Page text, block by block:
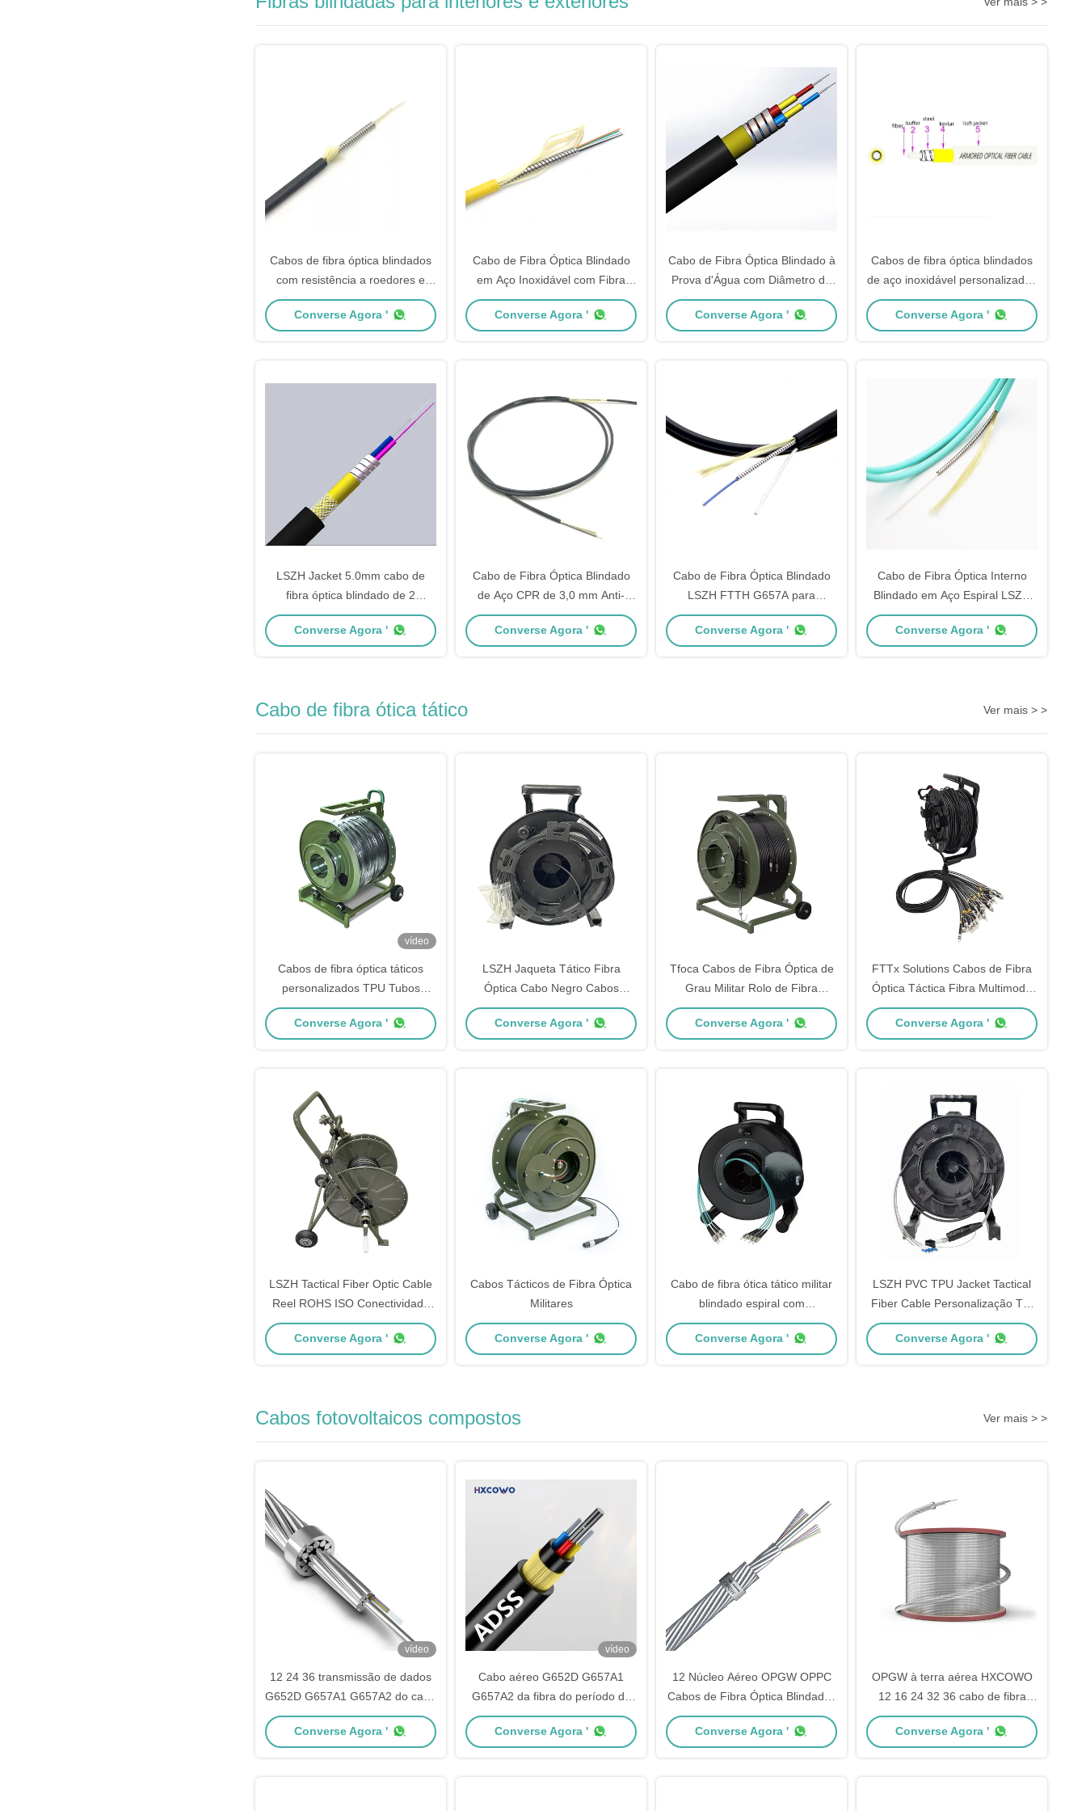
Cabos de fibra óptica blindados
com resistência a roedores e
resistência a dobras e
esmagamentos para uso interno
Converse Agora '
Cabo de Fibra Óptica Blindado
em Aço Inoxidável com Fibra
G657A2 Antirroedor e
Antidobramento para Uso Interno
Converse Agora '
Cabo de Fibra Óptica Blindado à
Prova d'Água com Diâmetro de
7.0mm e Garantia de 10 Anos
para Jumper FTTA Patchcord
Converse Agora '
Cabos de fibra óptica blindados
de aço inoxidável personalizados
G.657A2 1-12 Núcleo para redes
FTTH FTTB internas e externas
Converse Agora '
LSZH Jacket 5.0mm cabo de
fibra óptica blindado de 2
núcleos para uso interno e
externo
Converse Agora '
Cabo de Fibra Óptica Blindado
de Aço CPR de 3,0 mm Anti-
Dobra Personalizado com Tubo
Flexível de Aço Inoxidável para
Converse Agora '
Cabo de Fibra Óptica Blindado
LSZH FTTH G657A para
Interior/Exterior com 2-288
Fibras para Data Center e Redes
Converse Agora '
Cabo de Fibra Óptica Interno
Blindado em Aço Espiral LSZH
com Revestimento de PVC de
Alta Qualidade e Comprimento
Converse Agora '
Cabo de fibra ótica tático Ver mais > >
vídeo
Cabos de fibra óptica táticos
personalizados TPU Tubos
blindados de fibra tática em
espiral para soluções FTTx
Converse Agora '
LSZH Jaqueta Tático Fibra
Óptica Cabo Negro Cabos
Táticos Militares
Converse Agora '
Tfoca Cabos de Fibra Óptica de
Grau Militar Rolo de Fibra
Táctico para Ambientes Duros
Converse Agora '
FTTx Solutions Cabos de Fibra
Óptica Táctica Fibra Multimodo
Táctica Com LSZH PVC TPU
Jacket
Converse Agora '
LSZH Tactical Fiber Optic Cable
Reel ROHS ISO Conectividade
FTTx aprimorada
Converse Agora '
Cabos Tácticos de Fibra Óptica
Militares
Converse Agora '
Cabo de fibra ótica tático militar
blindado espiral com
revestimento de LSZH/PVC/TPU
Converse Agora '
LSZH PVC TPU Jacket Tactical
Fiber Cable Personalização Tac
Fiber Cable
Converse Agora '
Cabos fotovoltaicos compostos Ver mais > >
vídeo
12 24 36 transmissão de dados
G652D G657A1 G657A2 do cabo
de fibra ótica do núcleo OPGW
Converse Agora '
vídeo
Cabo aéreo G652D G657A1
G657A2 da fibra do período de
ADSS 80m 100m 120m 200m
Converse Agora '
12 Núcleo Aéreo OPGW OPPC
Cabos de Fibra Óptica Blindados
G652D G655 5 km 3 km 2 km
Converse Agora '
OPGW à terra aérea HXCOWO
12 16 24 32 36 cabo de fibra
ótica do poder de 48 núcleos
Converse Agora '